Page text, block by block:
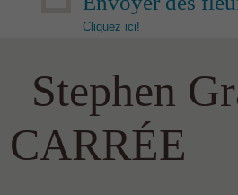
Cliquez ici!
Stephen
CARRÉE